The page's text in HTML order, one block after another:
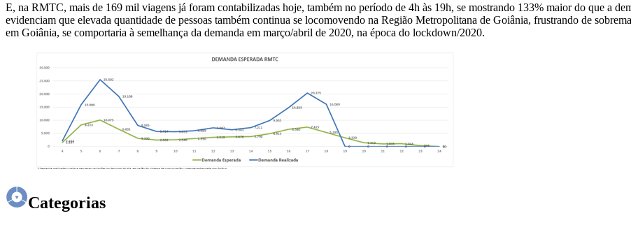
E, na RMTC, mais de 169 mil viagens já foram contabilizadas hoje, também no período de 4h às 19h, se mostrando 133% maior do que a
evidenciam que elevada quantidade de pessoas também continua se locomovendo na Região Metropolitana de Goiânia, frustrando de
em Goiânia, se comportaria à semelhança da demanda em março/abril de 2020, na época do lockdown/2020.
Categorias